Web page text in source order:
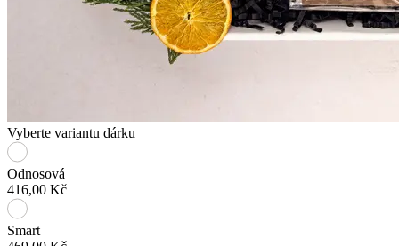
Vyberte variantu dárku
Odnosová
416,00 Kč
Smart